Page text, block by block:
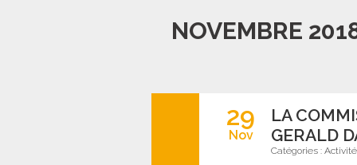
NOVEMBRE
29
Nov
LA
GERALD
Catégories :